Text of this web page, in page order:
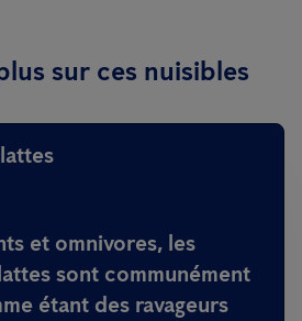
sur ces nuisibles
et omnivores, les
sont communément
étant des ravageurs